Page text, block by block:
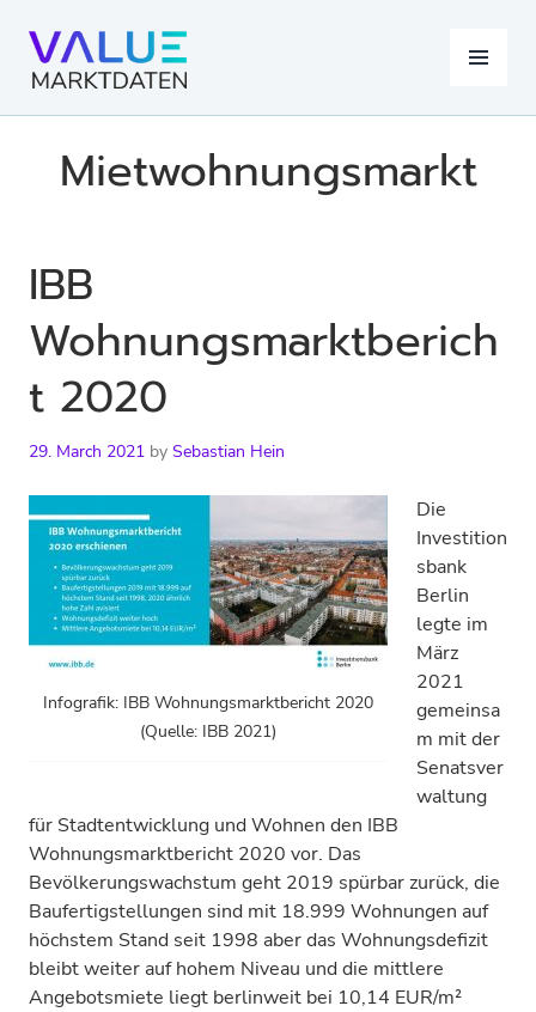
content
MENU
Mietwohnungsmarkt
IBB
Wohnungsmarktberich
t 2020
29. March 2021 by Sebastian Hein
Infografik: IBB Wohnungsmarktbericht 2020
(Quelle: IBB 2021)
Die
Investition
sbank
Berlin
legte im
März
2021
gemeinsa
m mit der
Senatsver
waltung
für Stadtentwicklung und Wohnen den IBB
Wohnungsmarktbericht 2020 vor. Das
Bevölkerungswachstum geht 2019 spürbar zurück, die
Baufertigstellungen sind mit 18.999 Wohnungen auf
höchstem Stand seit 1998 aber das Wohnungsdefizit
bleibt weiter auf hohem Niveau und die mittlere
Angebotsmiete liegt berlinweit bei 10,14 EUR/m²